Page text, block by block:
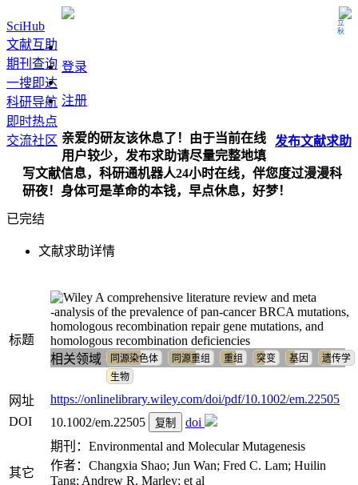
立秋
SciHub
文献互助
期刊查询
一搜即达
科研导航
即时热点
交流社区
登录
注册
发布文献求助
亲爱的研友该休息了！由于当前在线
用户较少，发布求助请尽量完整地填
写文献信息，科研通机器人24小时在线，伴您度过漫漫科
研夜！身体可是革命的本钱，早点休息，好梦！
已完结
文献求助详情
标题
A comprehensive literature review and meta
‐analysis of the prevalence of pan‐cancer BRCA mutations,
homologous recombination repair gene mutations, and
homologous recombination deficiencies
相关领域
同源染色体 同源重组 重组 突变 基因
遗传学
生物
网址
https://onlinelibrary.wiley.com/doi/pdf/10.1002/em.22505
DOI
10.1002/em.22505 复制 doi
其它
期刊：Environmental and Molecular Mutagenesis
作者：Changxia Shao; Jun Wan; Fred C. Lam; Huilin
Tang; Andrew R. Marley; et al